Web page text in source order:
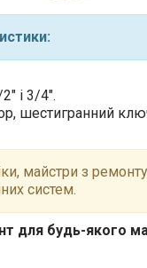
і 3/4".
шестигранний
майстри з
систем.
для будь-якого